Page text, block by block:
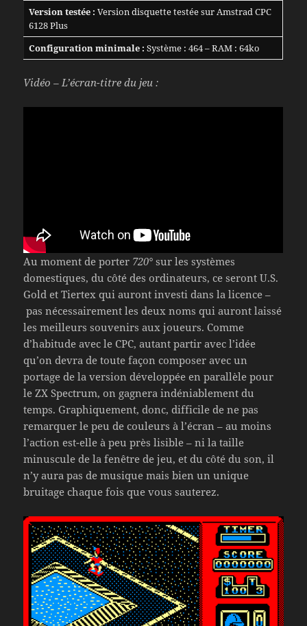
Version testée : Version disquette testée sur Amstrad CPC
6128 Plus
Configuration minimale : Système : 464 – RAM : 64ko
Vidéo – L’écran-titre du jeu :
Au moment de porter 720° sur les systèmes
domestiques, du côté des ordinateurs, ce seront U.S.
Gold et Tiertex qui auront investi dans la licence –
pas nécessairement les deux noms qui auront laissé
les meilleurs souvenirs aux joueurs. Comme
d’habitude avec le CPC, autant partir avec l’idée
qu’on devra de toute façon composer avec un
portage de la version développée en parallèle pour
le ZX Spectrum, on gagnera indéniablement du
temps. Graphiquement, donc, difficile de ne pas
remarquer le peu de couleurs à l’écran – au moins
l’action est-elle à peu près lisible – ni la taille
minuscule de la fenêtre de jeu, et du côté du son, il
n’y aura pas de musique mais bien un unique
bruitage chaque fois que vous sauterez.